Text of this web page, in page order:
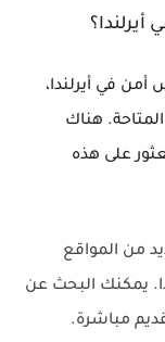
في أيرلندا،
هناك
على هذه
من المواقع
يمكنك البحث عن
مباشرة.